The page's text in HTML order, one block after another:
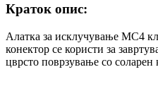
Краток опис:
Алатка за исклучување MC4
конектор се користи за
цврсто поврзување со соларен